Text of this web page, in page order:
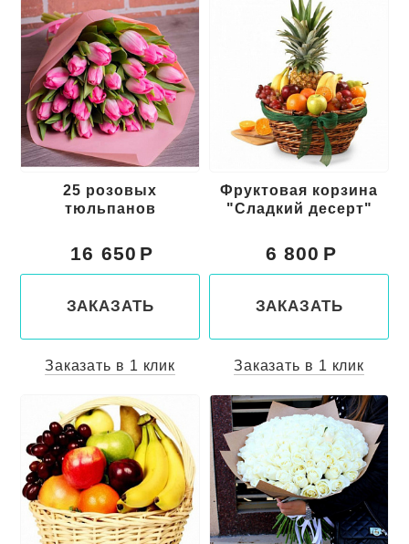
25 розовых
тюльпанов
16 650
ЗАКАЗАТЬ
Заказать в 1 клик
Фруктовая корзина
"Сладкий десерт"
6 800
ЗАКАЗАТЬ
Заказать в 1 клик